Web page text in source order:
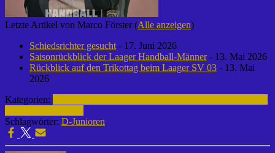
Letzte Artikel von Marco Förster(Alle anzeigen)
Schiedsrichter gesucht - 17. Juni 2026
Saisonrückblick der Laager Handball-Männer- 13. Mai 2026
Rückblick auf den Trikottag beim Laager SV 03 - 13. Mai
2026
Kategorien:
Schlagwörter: D-Junioren